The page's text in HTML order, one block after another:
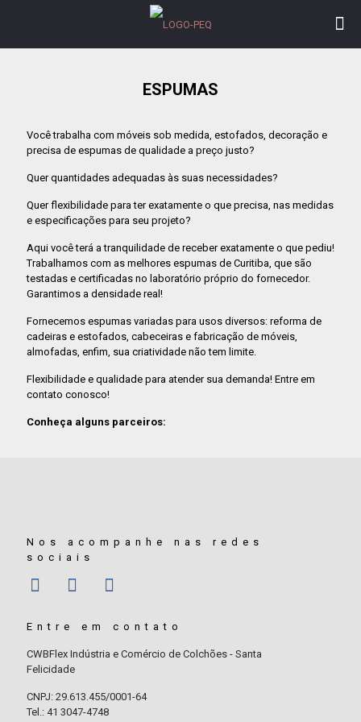
ESPUMAS
Você trabalha com móveis sob medida, estofados, decoração e
precisa de espumas de qualidade a preço justo?
Quer quantidades adequadas às suas necessidades?
Quer flexibilidade para ter exatamente o que precisa, nas medidas
e especificações para seu projeto?
Aqui você terá a tranquilidade de receber exatamente o que pediu!
Trabalhamos com as melhores espumas de Curitiba, que são
testadas e certificadas no laboratório próprio do fornecedor.
Garantimos a densidade real!
Fornecemos espumas variadas para usos diversos: reforma de
cadeiras e estofados, cabeceiras e fabricação de móveis,
almofadas, enfim, sua criatividade não tem limite.
Flexibilidade e qualidade para atender sua demanda! Entre em
contato conosco!
Conheça alguns parceiros:
Nos acompanhe nas redes
sociais
Entre em contato
CWBFlex Indústria e Comércio de Colchões - Santa
Felicidade
CNPJ: 29.613.455/0001-64
Tel.: 41 3047-4748